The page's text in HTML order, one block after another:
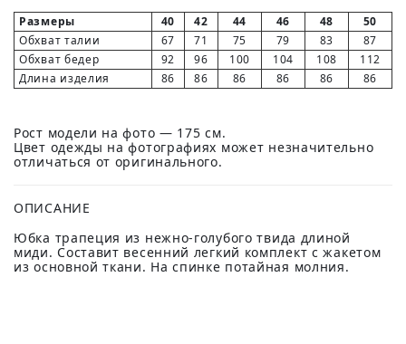
Размеры 40 42 44 46 48
50
Обхват талии
67 71 75 79 83
87
Обхват бедер
92 96 100 104 108
112
Длина изделия
86 86 86 86 86 86
Рост модели на фото — 175 см.
Цвет одежды на фотографиях может незначительно
отличаться от оригинального.
ОПИСАНИЕ
Юбка трапеция из нежно-голубого твида длиной
миди. Составит весенний легкий комплект с жакетом
из основной ткани. На спинке потайная молния.